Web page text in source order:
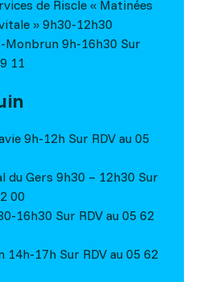
de Riscle « Matinées
» 9h30-12h30
Monbrun 9h-16h30 Sur
11
9h-12h Sur RDV au 05
du Gers 9h30 – 12h30 Sur
00
16h30 Sur RDV au 05 62
14h-17h Sur RDV au 05 62